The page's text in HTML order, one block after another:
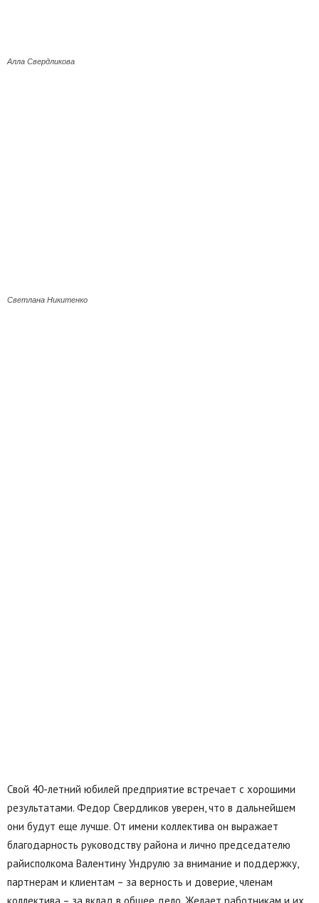
Алла Свердликова
Светлана Никитенко
Свой 40-летний юбилей предприятие встречает с хорошими
результатами. Федор Свердликов уверен, что в дальнейшем
они будут еще лучше. От имени коллектива он выражает
благодарность руководству района и лично председателю
райисполкома Валентину Ундрулю за внимание и поддержку,
партнерам и клиентам – за верность и доверие, членам